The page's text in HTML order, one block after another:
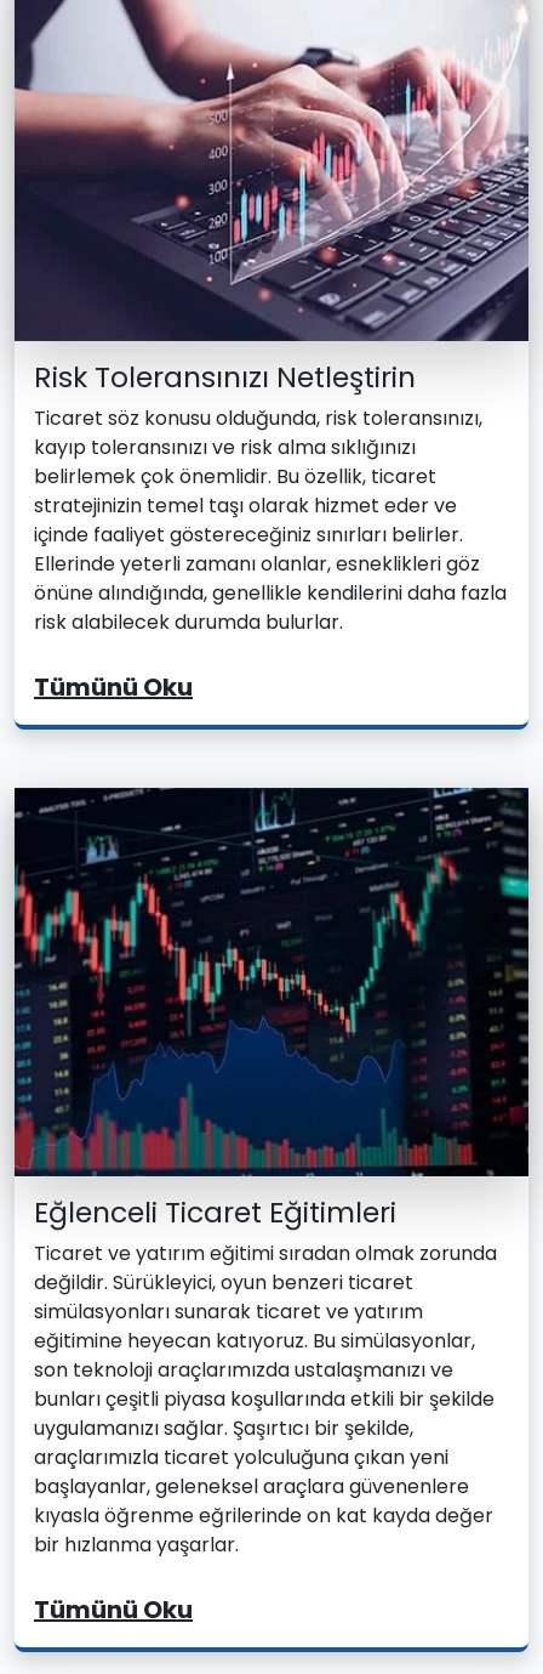
Risk Toleransınızı Netleştirin
Ticaret söz konusu olduğunda, risk toleransınızı,
kayıp toleransınızı ve risk alma sıklığınızı
belirlemek çok önemlidir. Bu özellik, ticaret
stratejinizin temel taşı olarak hizmet eder ve
içinde faaliyet göstereceğiniz sınırları belirler.
Ellerinde yeterli zamanı olanlar, esneklikleri göz
önüne alındığında, genellikle kendilerini daha fazla
risk alabilecek durumda bulurlar.
Tümünü Oku
Eğlenceli Ticaret Eğitimleri
Ticaret ve yatırım eğitimi sıradan olmak zorunda
değildir. Sürükleyici, oyun benzeri ticaret
simülasyonları sunarak ticaret ve yatırım
eğitimine heyecan katıyoruz. Bu simülasyonlar,
son teknoloji araçlarımızda ustalaşmanızı ve
bunları çeşitli piyasa koşullarında etkili bir şekilde
uygulamanızı sağlar. Şaşırtıcı bir şekilde,
araçlarımızla ticaret yolculuğuna çıkan yeni
başlayanlar, geleneksel araçlara güvenenlere
kıyasla öğrenme eğrilerinde on kat kayda değer
bir hızlanma yaşarlar.
Tümünü Oku